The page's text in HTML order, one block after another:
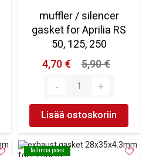
muffler / silencer
gasket for Aprilia RS
50, 125, 250
4,70 €
5,90 €
Lisää ostoskoriin
Tallinna poes
Tallinna poes